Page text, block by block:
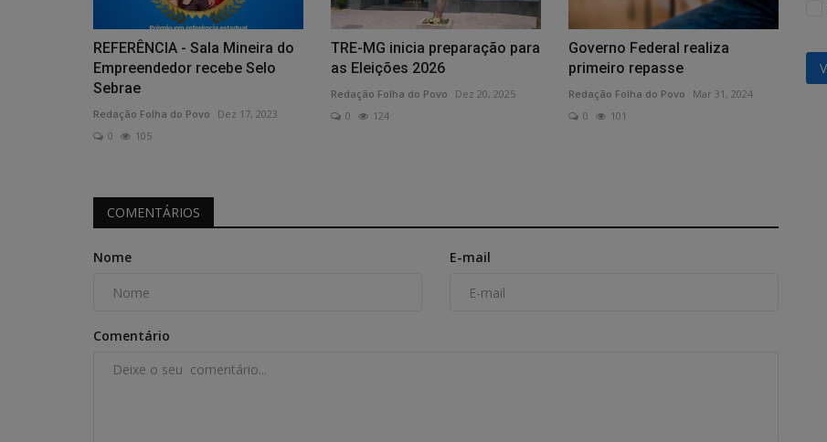
REFERÊNCIA - Sala Mineira do
Empreendedor recebe Selo
Sebrae
Redação Folha do Povo
Dez 17, 2023
0
105
TRE-MG inicia preparação para
as Eleições 2026
Redação Folha do Povo
Dez 20, 2025
0
124
Governo Federal realiza
primeiro repasse
Redação Folha do Povo
Mar 31, 2024
0
101
COMENTÁRIOS
Nome E-mail
Comentário